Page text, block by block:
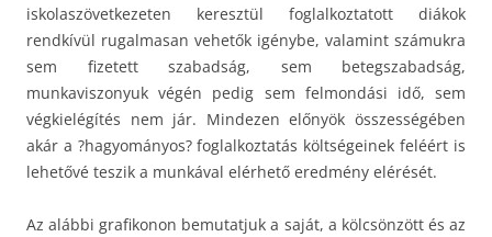
iskolaszövetkezeten keresztül foglalkoztatott diákok
rendkívül rugalmasan vehetők igénybe, valamint számukra
sem fizetett szabadság, sem betegszabadság,
munkaviszonyuk végén pedig sem felmondási idő, sem
végkielégítés nem jár. Mindezen előnyök összességében
akár a ?hagyományos? foglalkoztatás költségeinek feléért is
lehetővé teszik a munkával elérhető eredmény elérését.
Az alábbi grafikonon bemutatjuk a saját, a kölcsönzött és az